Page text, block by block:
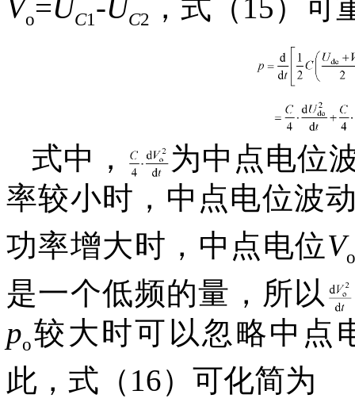
Vo=UC1 -UC2 ，式（15）可
式中，
为中点电位
率较小时，中点电位波
功率增大时，中点电位Vo
是一个低频的量，所以
po较大时可以忽略中点
此，式（16）可化简为